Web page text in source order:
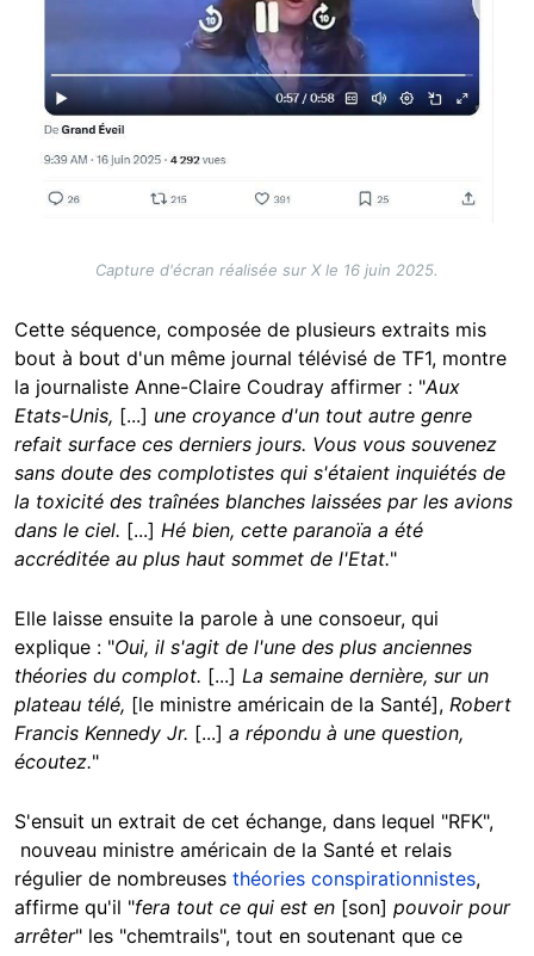
Capture d'écran réalisée sur X le 16 juin 2025.
Cette séquence, composée de plusieurs extraits mis
bout à bout d'un même journal télévisé de TF1, montre
la journaliste Anne-Claire Coudray affirmer : "Aux
Etats-Unis, [...] une croyance d'un tout autre genre
refait surface ces derniers jours. Vous vous souvenez
sans doute des complotistes qui s'étaient inquiétés de
la toxicité des traînées blanches laissées par les avions
dans le ciel. [...] Hé bien, cette paranoïa a été
accréditée au plus haut sommet de l'Etat."
Elle laisse ensuite la parole à une consoeur, qui
explique : "Oui, il s'agit de l'une des plus anciennes
théories du complot. [...] La semaine dernière, sur un
plateau télé, [le ministre américain de la Santé], Robert
Francis Kennedy Jr. [...] a répondu à une question,
écoutez."
S'ensuit un extrait de cet échange, dans lequel "RFK",
nouveau ministre américain de la Santé et relais
régulier de nombreuses théories conspirationnistes,
affirme qu'il "fera tout ce qui est en [son] pouvoir pour
arrêter" les "chemtrails", tout en soutenant que ce